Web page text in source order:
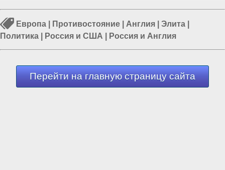
Европа Противостояние Англия Элита
Политика
Россия и США Россия и Англия
Перейти на главную страницу сайта